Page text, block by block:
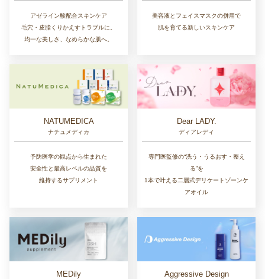
アゼライン酸配合スキンケア
毛穴・皮脂くりかえすトラブルに。
均一な美しさ、なめらかな肌へ。
美容液とフェイスマスクの併用で
肌を育てる新しいスキンケア
NATUMEDICA
ナチュメディカ
予防医学の観点から生まれた
安全性と最高レベルの品質を
維持するサプリメント
Dear LADY.
ディアレディ
専門医監修の“洗う・うるおす・整え
る”を
1本で叶える二層式デリケートゾーンケ
アオイル
MEDily Aggressive Design